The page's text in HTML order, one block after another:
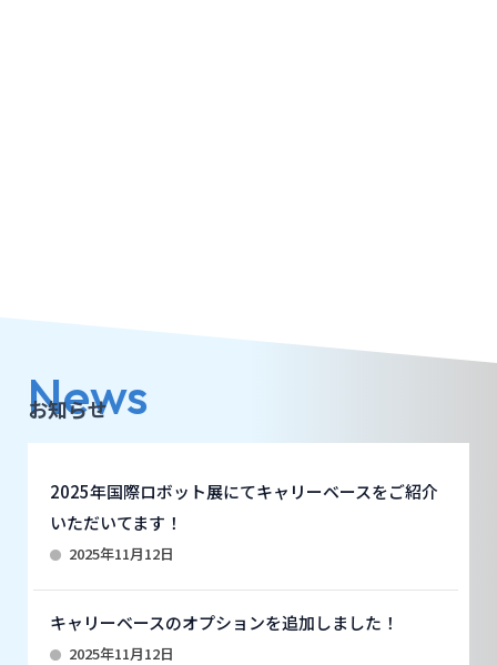
News
お知らせ
2025年国際ロボット展にてキャリーベースをご紹介
いただいてます！
2025年11月12日
キャリーベースのオプションを追加しました！
2025年11月12日